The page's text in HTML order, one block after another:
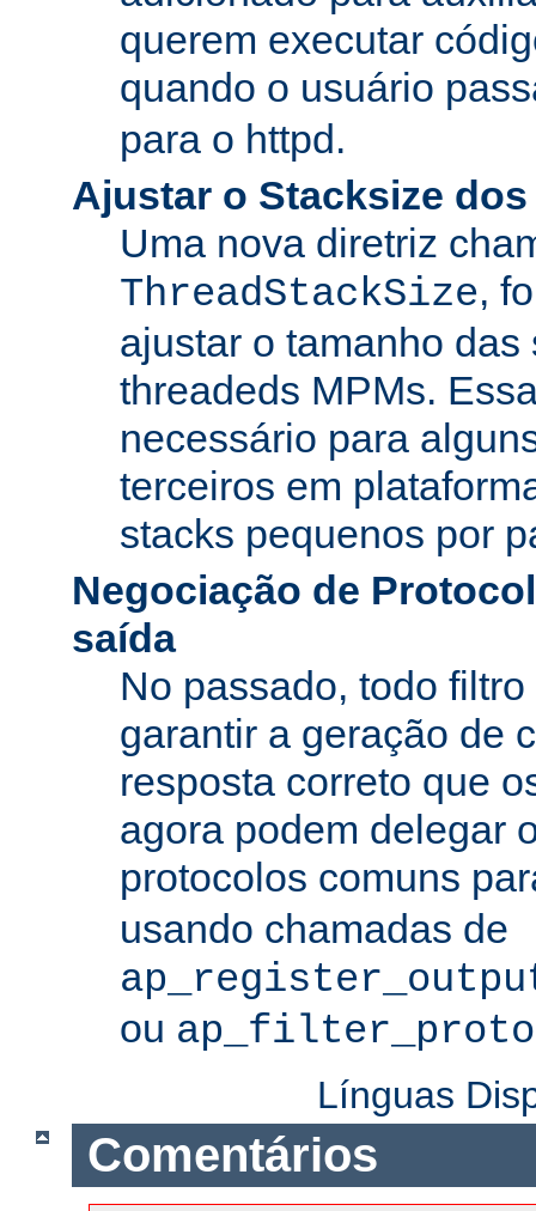
querem executar
quando o usuário
para o httpd.
Ajustar o Stacksize
Uma nova diretriz
ThreadStackSize,
ajustar o tamanho
threadeds MPMs.
necessário para
terceiros em
stacks pequenos por
Negociação de
saída
No passado, todo
garantir a geração de
resposta correto que
agora podem delegar
protocolos comuns
usando chamadas de
ou
Línguas
Comentários